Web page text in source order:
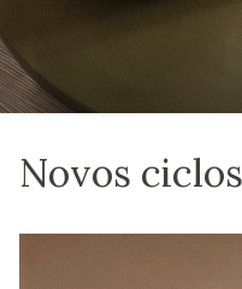
Novos